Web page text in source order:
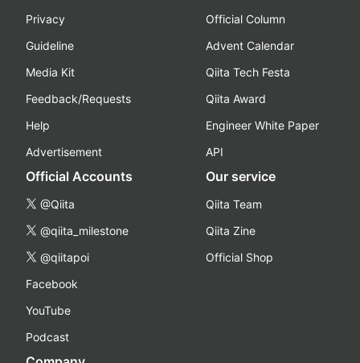
Privacy
Guideline
Media Kit
Feedback/Requests
Help
Advertisement
Official Column
Advent Calendar
Qiita Tech Festa
Qiita Award
Engineer White Paper
API
Official Accounts
@Qiita
@qiita_milestone
@qiitapoi
Facebook
YouTube
Podcast
Our service
Qiita Team
Qiita Zine
Official Shop